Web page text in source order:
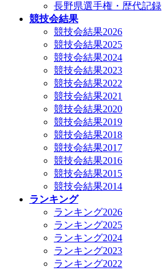
長野県選手権・歴代記録
競技会結果
競技会結果2026
競技会結果2025
競技会結果2024
競技会結果2023
競技会結果2022
競技会結果2021
競技会結果2020
競技会結果2019
競技会結果2018
競技会結果2017
競技会結果2016
競技会結果2015
競技会結果2014
ランキング
ランキング2026
ランキング2025
ランキング2024
ランキング2023
ランキング2022